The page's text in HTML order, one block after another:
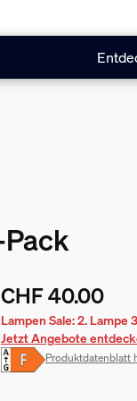
Aktueller Preis ist
CHF 40.00
Lampen Sale: 2. Lampe
Jetzt Angebote
Produktdatenblatt